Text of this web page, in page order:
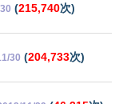
(215,740次)
30 (204,733次)